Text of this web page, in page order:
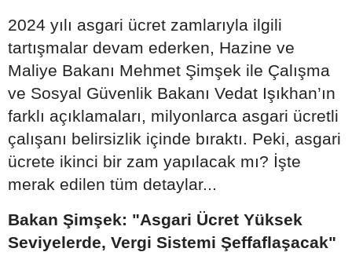
2024 yılı asgari ücret zamlarıyla ilgili
tartışmalar devam ederken, Hazine ve
Maliye Bakanı Mehmet Şimşek ile Çalışma
ve Sosyal Güvenlik Bakanı Vedat Işıkhan’ın
farklı açıklamaları, milyonlarca asgari ücretli
çalışanı belirsizlik içinde bıraktı. Peki, asgari
ücrete ikinci bir zam yapılacak mı? İşte
merak edilen tüm detaylar...
Bakan Şimşek: "Asgari Ücret Yüksek
Seviyelerde, Vergi Sistemi Şeffaflaşacak"